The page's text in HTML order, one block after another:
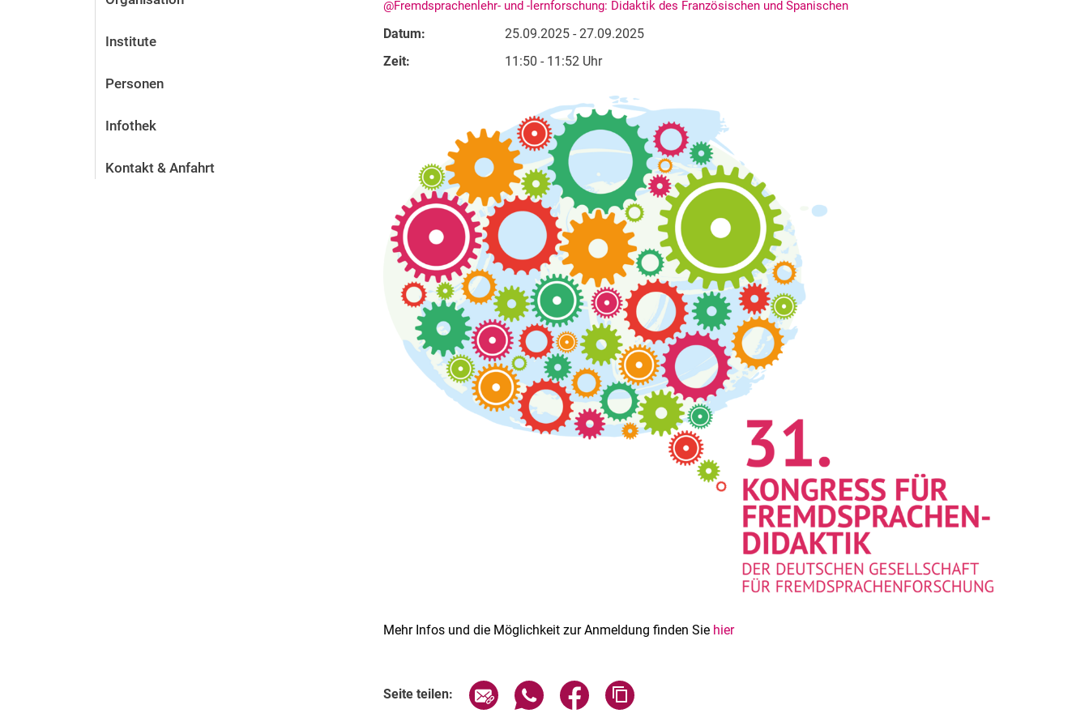
Institute
Personen
Infothek
Kontakt & Anfahrt
@Fremdsprachenlehr- und -lernforschung: Didaktik des Französischen und Spanischen
Datum:
25.09.2025 - 27.09.2025
Zeit:
11:50 - 11:52 Uhr
Mehr Infos und die Möglichkeit zur Anmeldung finden Sie hier
Seite teilen: Seite über E-Mail teilen
Seite über WhatsApp teilen (externer Link, öffnet neues Fenster)
Seite über Facebook teilen (externer Link, öffnet neues Fenster)